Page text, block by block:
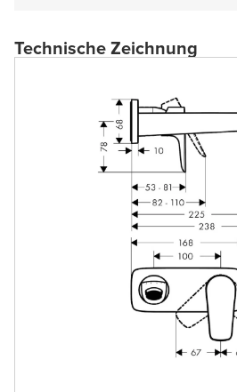
Technische Zeichnung